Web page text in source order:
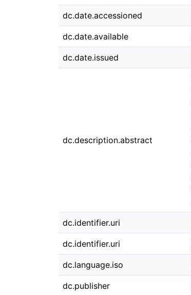
dc.date.accessioned
dc.date.available
dc.date.issued
dc.description.abstract
dc.identifier.uri
dc.identifier.uri
dc.language.iso
dc.publisher